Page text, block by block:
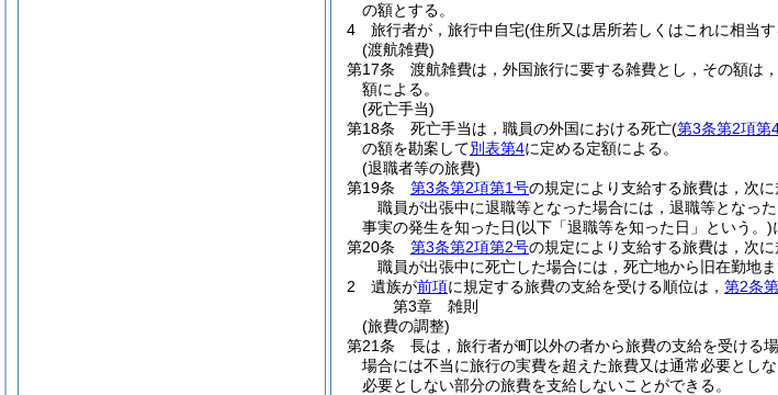
の額とする。
4
旅行者が，旅行中自宅(住所又は居所若しくはこれに相当
(渡航雑費)
第17条
渡航雑費は，外国旅行に要する雑費とし，その額は
額による。
(死亡手当)
第18条
死亡手当は，職員の外国における死亡(第3条第2項第
の額を勘案して別表第4に定める定額による。
(退職者等の旅費)
第19条
第3条第2項第1号の規定により支給する旅費は，次に
職員が出張中に退職等となった場合には，退職等となった
事実の発生を知った日(以下「退職等を知った日」という。)
第20条
第3条第2項第2号の規定により支給する旅費は，次に
職員が出張中に死亡した場合には，死亡地から旧在勤地
2
遺族が前項に規定する旅費の支給を受ける順位は， 第2条
第3章
雑則
(旅費の調整)
第21条
長は，旅行者が町以外の者から旅費の支給を受ける
場合には不当に旅行の実費を超えた旅費又は通常必要とし
必要としない部分の旅費を支給しないことができる。